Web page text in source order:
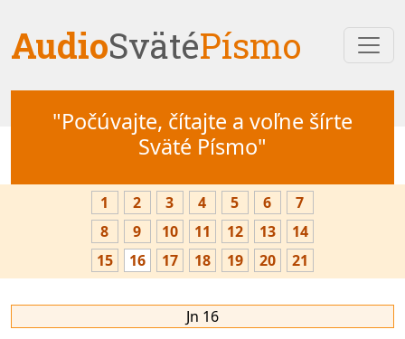
AudioSvätéPísmo
"Počúvajte, čítajte a voľne šírte
Sväté Písmo"
1 2 3 4 5 6
7
8
9 10 11 12 13
14
15
16 17 18 19 20 21
Jn 16